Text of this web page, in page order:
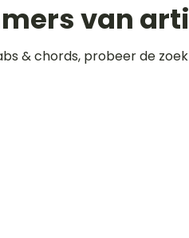
van
& chords, probeer de